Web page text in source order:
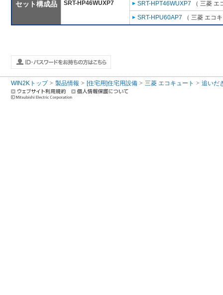
セット構成品
SRT-HP46WUXP7
SRT-HPT46WUXP7 （ 三菱 エ
SRT-HPU60AP7 （ 三菱 エコ
WIN2Kトップ 製品情報 [住宅用]住宅用設備 三菱 エコキュート 追いだ